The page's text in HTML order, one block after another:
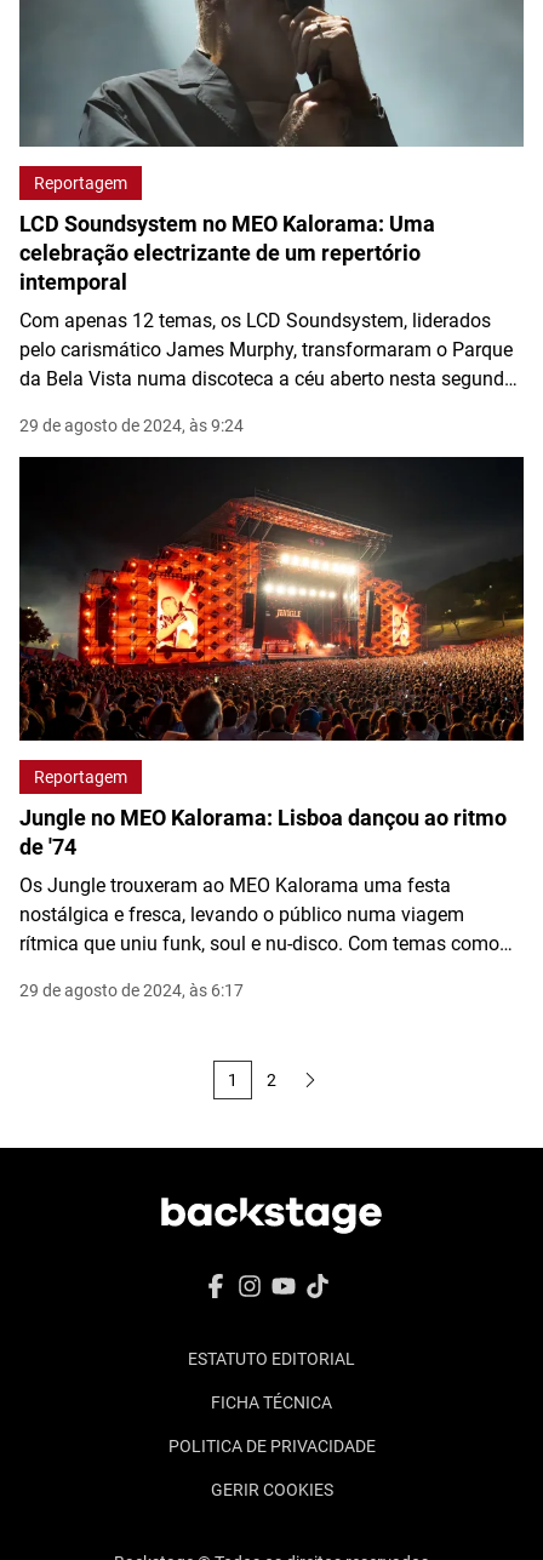
Reportagem
LCD Soundsystem no MEO Kalorama: Uma
celebração electrizante de um repertório
intemporal
Com apenas 12 temas, os LCD Soundsystem, liderados
pelo carismático James Murphy, transformaram o Parque
da Bela Vista numa discoteca a céu aberto nesta segunda
29 de agosto de 2024, às 9:24
Reportagem
Jungle no MEO Kalorama: Lisboa dançou ao ritmo
de '74
Os Jungle trouxeram ao MEO Kalorama uma festa
nostálgica e fresca, levando o público numa viagem
rítmica que uniu funk, soul e nu-disco. Com temas como
Parque da Bela Vista numa autêntica pista de dança, onde
29 de agosto de 2024, às 6:17
1 2
ESTATUTO EDITORIAL
FICHA TÉCNICA
POLITICA DE PRIVACIDADE
GERIR COOKIES